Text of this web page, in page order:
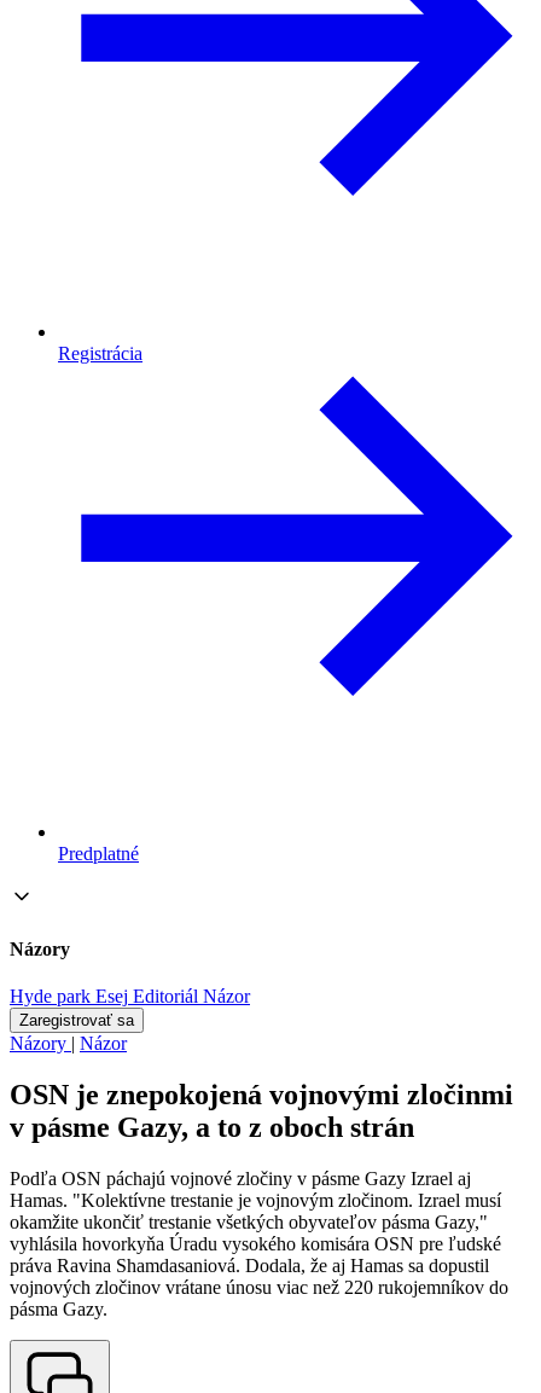
Registrácia
Predplatné
Názory
Hyde park Esej Editoriál Názor
Zaregistrovať sa
Názory | Názor
OSN je znepokojená vojnovými zločinmi
v pásme Gazy, a to z oboch strán
Podľa OSN páchajú vojnové zločiny v pásme Gazy Izrael aj
Hamas. "Kolektívne trestanie je vojnovým zločinom. Izrael musí
okamžite ukončiť trestanie všetkých obyvateľov pásma Gazy,"
vyhlásila hovorkyňa Úradu vysokého komisára OSN pre ľudské
práva Ravina Shamdasaniová. Dodala, že aj Hamas sa dopustil
vojnových zločinov vrátane únosu viac než 220 rukojemníkov do
pásma Gazy.